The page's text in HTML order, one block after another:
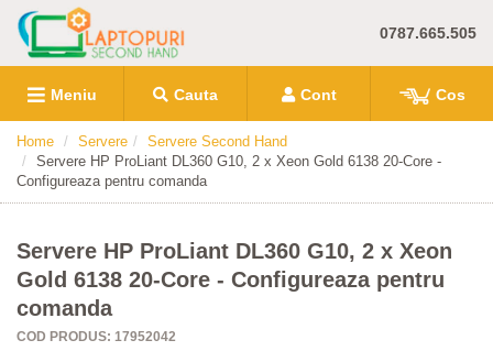
0787.665.505
Meniu Cauta Cont Cos
Home Servere
Servere Second Hand
Servere HP ProLiant DL360 G10, 2 x Xeon Gold 6138 20-Core -
Configureaza pentru comanda
Servere HP ProLiant DL360 G10, 2 x Xeon
Gold 6138 20-Core - Configureaza pentru
comanda
COD PRODUS: 17952042